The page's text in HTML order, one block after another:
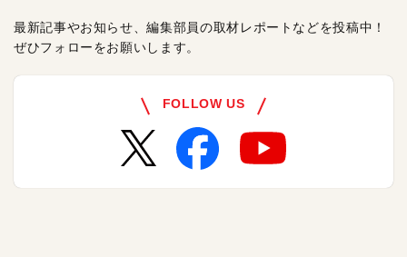
最新記事やお知らせ、編集部員の取材レポートなどを投稿中！
ぜひフォローをお願いします。
FOLLOW US